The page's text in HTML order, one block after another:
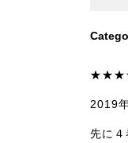
2019
先に